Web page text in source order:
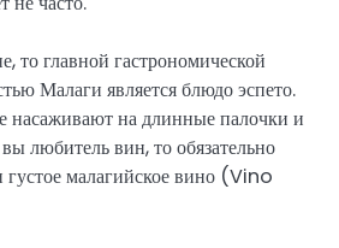
то главной гастрономической
Малаги является блюдо эспето.
насаживают на длинные палочки и
любитель вин, то обязательно
густое малагийское вино (Vino